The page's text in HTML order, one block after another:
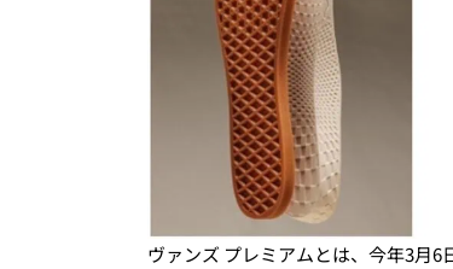
ヴァンズ プレミアムとは、今年3月